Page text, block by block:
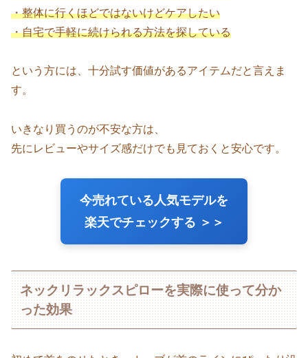
・整体に行くほどではないけどケアしたい
・自宅で手軽に続けられる方法を探している
という方には、十分試す価値があるアイテムだと言えま
す。
いきなり買うのが不安な方は、
先にレビューやサイズ感だけでも見ておくと安心です。
今売れている人気モデルを
楽天でチェックする ＞＞
ネックリラックスピローを実際に使って分か
った効果